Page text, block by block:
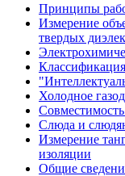
Принципы
Измерение
твердых
Холодное
Слюда и
Измерение
изоляции
Общие